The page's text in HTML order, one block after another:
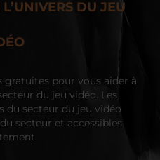
DU JEU
gratuites pour vous aider à
du jeu vidéo. Les
du secteur du jeu vidéo
secteur et accessibles